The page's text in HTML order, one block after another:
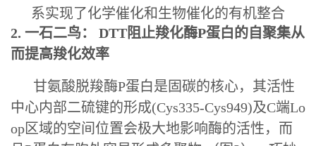
系实现了化学催化和生物催化的有机整合
2. 一石二鸟： DTT阻止羧化酶P蛋白的自聚集从
而提高羧化效率
甘氨酸脱羧酶P蛋白是固碳的核心，其活性
中心内部二硫键的形成(Cys335-Cys949)及C端Lo
op区域的空间位置会极大地影响酶的活性，而